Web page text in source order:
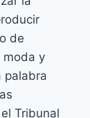
de
moda y
palabra
Tribunal